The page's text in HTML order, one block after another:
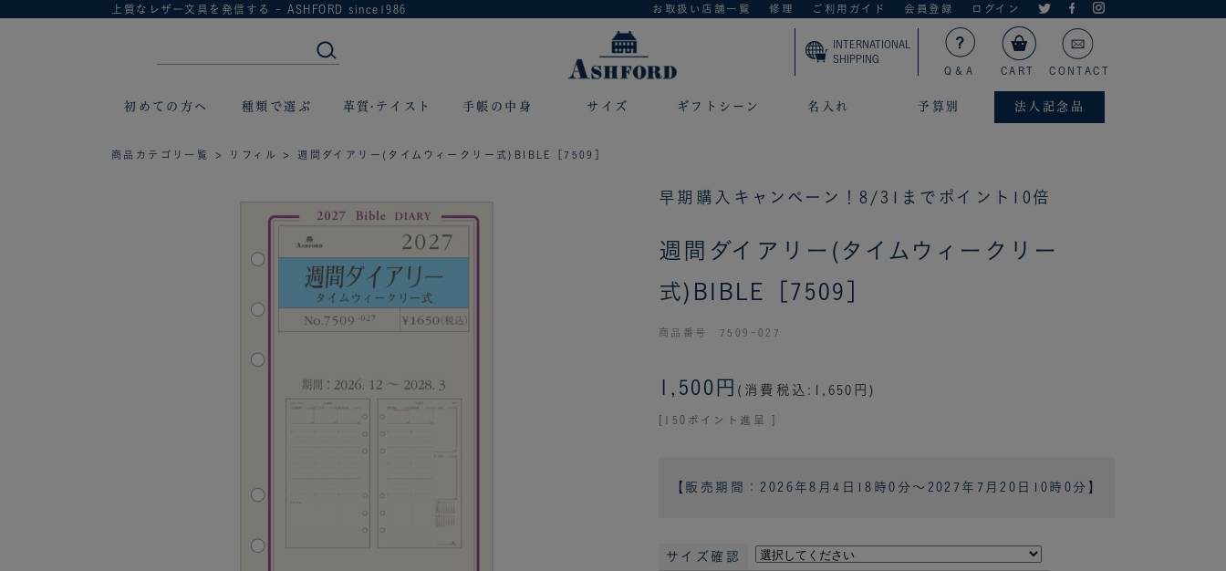
上質なレザー文具を発信する - ASHFORD since1986 お取扱い店舗一覧 修理 ご利用ガイド 会員登録 ログイン
INTERNATIONAL
SHIPPING
Q＆A
CART CONTACT
初めての方へ 種類で選ぶ 革質·テイスト 手帳の中身 サイズ ギフトシーン 名入れ 予算別 法人記念品
商品カテゴリ一覧 > リフィル > 週間ダイアリー(タイムウィークリー式)BIBLE［7509］
早期購入キャンペーン！8/31までポイント10倍
週間ダイアリー(タイムウィークリー
式)BIBLE［7509］
商品番号 7509-027
1,500円 (消費税込:1,650円)
[150ポイント進呈 ]
【販売期間： 2026年8月4日18時0分 ～ 2027年7月20日10時0分 】
サイズ確認